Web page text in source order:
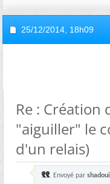
25/12/2014, 18h09
Re :
"aiguiller" le
d'un relais)
Envoyé par